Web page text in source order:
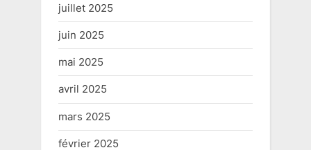
juillet 2025
juin 2025
mai 2025
avril 2025
mars 2025
février 2025